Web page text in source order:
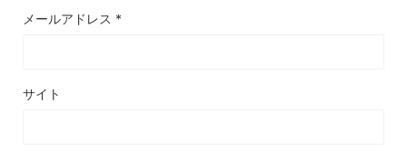
メールアドレス *
サイト